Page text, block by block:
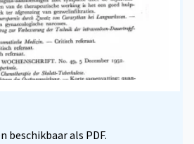
beschikbaar als PDF.